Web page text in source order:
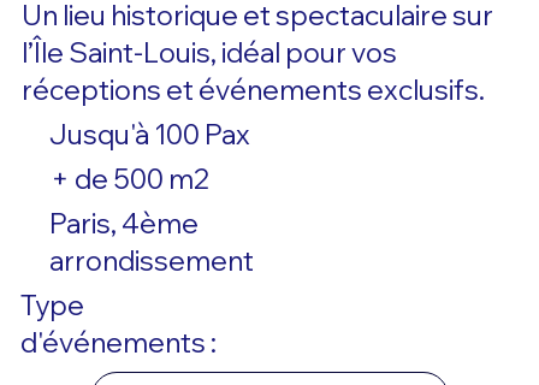
Un lieu historique et spectaculaire sur
l’Île Saint-Louis, idéal pour vos
réceptions et événements exclusifs.
Jusqu'à 100 Pax
+ de 500 m2
Paris, 4ème
arrondissement
Type
d'événements :